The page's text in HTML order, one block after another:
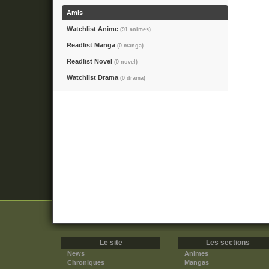
Amis
Watchlist Anime (91 animes)
Readlist Manga (0 manga)
Readlist Novel (0 novel)
Watchlist Drama (0 drama)
Le site
News
Chroniques
Les sections
Animes
Mangas